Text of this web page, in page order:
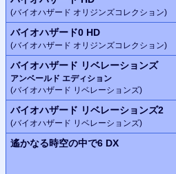
(バイオハザード オリジンズコレクション)
バイオハザード0 HD
(バイオハザード オリジンズコレクション)
バイオハザード リベレーションズ
アンベールド エディション
(バイオハザード リベレーションズ)
バイオハザード リベレーションズ2
(バイオハザード リベレーションズ)
遙かなる時空の中で6 DX